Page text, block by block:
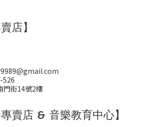
店】
526
門街14號2樓
賣店 & 音樂教育中心】